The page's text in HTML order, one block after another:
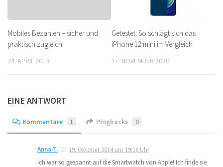
Mobiles Bezahlen – sicher und
praktisch zugleich
24. APRIL 2013
Getestet: So schlägt sich das
iPhone 12 mini im Vergleich
17. NOVEMBER 2020
EINE ANTWORT
Kommentare 1 Pingbacks 0
Anna T.
19. Oktober 2014 um 19:16 Uhr
Ich war so gespannt auf die Smartwatch von Apple! Ich finde sie